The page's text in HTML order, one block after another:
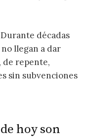
décadas
llegan a dar
de repente,
sin subvenciones
hoy son